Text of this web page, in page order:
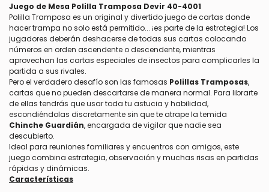
Juego de Mesa Polilla Tramposa Devir 40-4001
Polilla Tramposa es un original y divertido juego de cartas donde
hacer trampa no solo está permitido... ¡es parte de la estrategia! Los
jugadores deberán deshacerse de todas sus cartas colocando
números en orden ascendente o descendente, mientras
aprovechan las cartas especiales de insectos para complicarles la
partida a sus rivales.
Pero el verdadero desafío son las famosas Polillas Tramposas,
cartas que no pueden descartarse de manera normal. Para librarte
de ellas tendrás que usar toda tu astucia y habilidad,
escondiéndolas discretamente sin que te atrape la temida
Chinche Guardián, encargada de vigilar que nadie sea
descubierto.
Ideal para reuniones familiares y encuentros con amigos, este
juego combina estrategia, observación y muchas risas en partidas
rápidas y dinámicas.
Características